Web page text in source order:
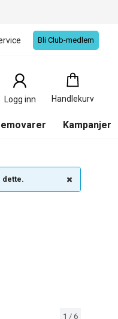
Bli Club-medlem
Logg inn Handlekurv
Handlekurv
0
Produkter
Kampanjer
dette.
1 / 6